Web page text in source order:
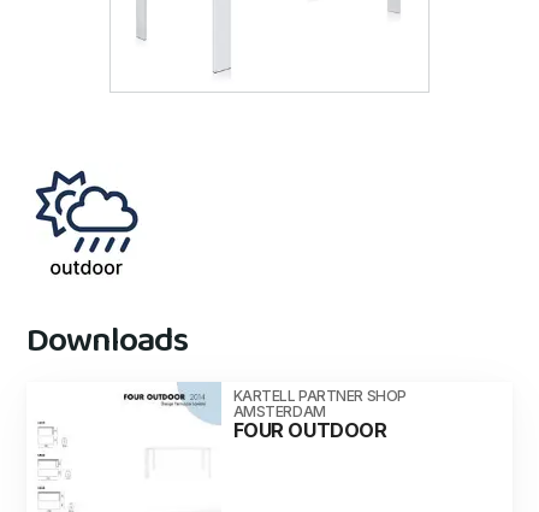
Downloads
KARTELL PARTNER SHOP
AMSTERDAM
FOUR OUTDOOR